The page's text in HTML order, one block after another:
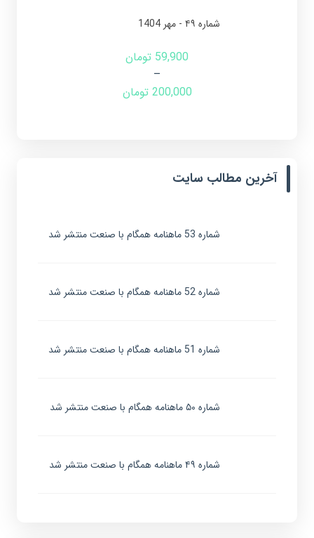
شماره ۴۹ - مهر 1404
59,900 تومان
–
200,000 تومان
آخرین مطالب سایت
شماره 53 ماهنامه همگام با صنعت منتشر شد
شماره 52 ماهنامه همگام با صنعت منتشر شد
شماره 51 ماهنامه همگام با صنعت منتشر شد
شماره ۵۰ ماهنامه همگام با صنعت منتشر شد
شماره ۴۹ ماهنامه همگام با صنعت منتشر شد